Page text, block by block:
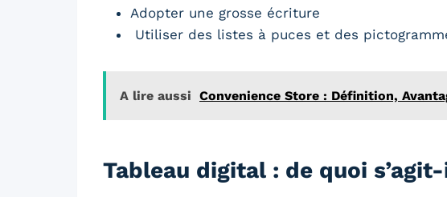
Adopter une grosse écriture
Utiliser des listes à puces et des
A lire aussi Convenience Store : Définition,
Tableau digital : de quoi